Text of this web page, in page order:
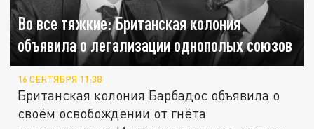
Во все тяжкие: Британская колония
объявила о легализации однополых союзов
16 СЕНТЯБРЯ 11:38
Британская колония Барбадос объявила о
своём освобождении от гнёта